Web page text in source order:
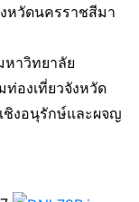
หวัดนครราชสีมา
าวิทยาลัย
องเที่ยวจังหวัด
ชิงอนุรักษ์และผจญ